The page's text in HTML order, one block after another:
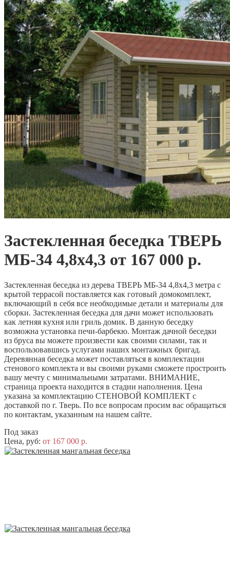
Застекленная беседка ТВЕРЬ
МБ-34 4,8х4,3 от 167 000 р.
Застекленная беседка из дерева ТВЕРЬ МБ-34 4,8х4,3 метра с
крытой террасой поставляется как готовый домокомплект,
включающий в себя все необходимые детали и материалы для
сборки. Застекленная беседка для дачи может использовать
как летняя кухня или гриль домик. В данную беседку
возможна установка печи-барбекю. Монтаж дачной беседки
из бруса вы можете произвести как своими силами, так и
воспользовавшись услугами наших монтажных бригад.
Деревянная беседка может поставляться в комплектации
стенового комплекта и вы своими руками сможете простроить
вашу мечту с минимальными затратами. ВНИМАНИЕ,
страница проекта находится в стадии наполнения. Цена
указана за комплектацию СТЕНОВОЙ КОМПЛЕКТ с
доставкой по г. Тверь. По все вопросам просим вас обращаться
по контактам, указанным на нашем сайте.
Под заказ
Цена, руб: от 167 000 р.